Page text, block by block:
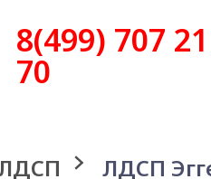
8(499) 707 21
70
ЛДСП